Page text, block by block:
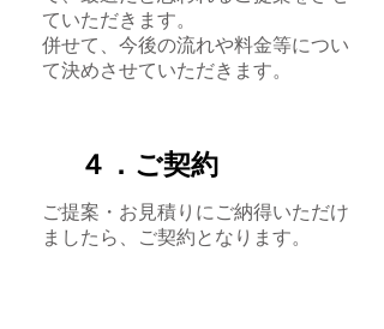
ていただきます。
​併せて、今後の流れや料金等につい
て決めさせていただきます。
４．ご契約
ご提案・お見積りにご納得いただけ
ましたら、ご契約となります。